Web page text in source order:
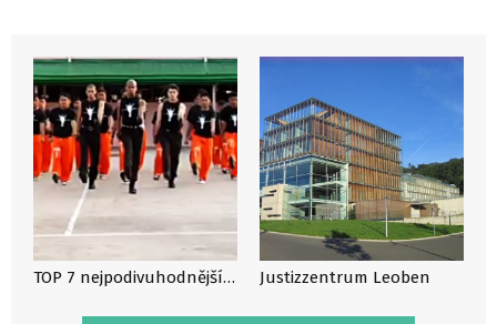
TOP 7 nejpodivuhodnějších věznic na světě Justizzentrum Leoben